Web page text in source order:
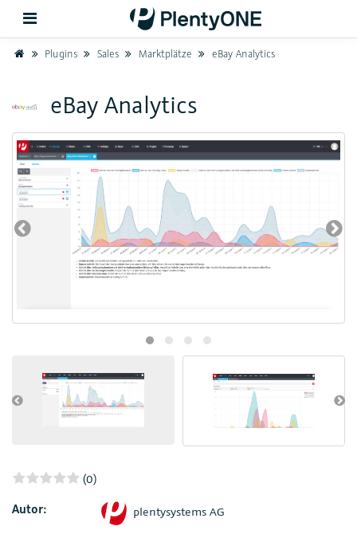
Zurück
Support
Einrichtung
Hardware
HomePlugins Sales Marktplätze eBay Analytics
eBay Analytics
(0)
Autor:
plentysystems AG